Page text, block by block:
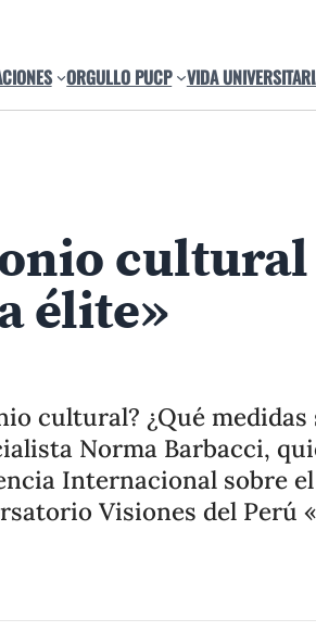
ORGULLO PUCP VIDA
cultural
élite»
cultural? ¿Qué medidas
Norma Barbacci,
Internacional sobre
Visiones del Perú